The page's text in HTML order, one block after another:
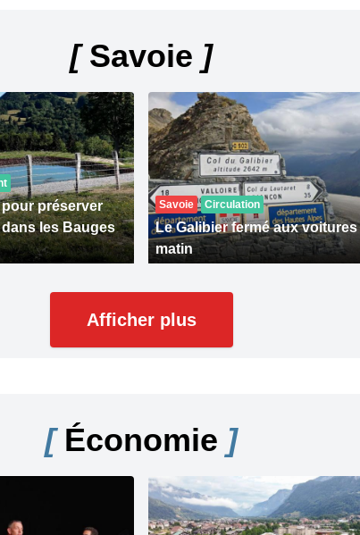
[Savoie ]
préserver
dans les Bauges
Savoie Circulation
Le Galibier fermé aux
matin
Afficher plus
[Économie ]